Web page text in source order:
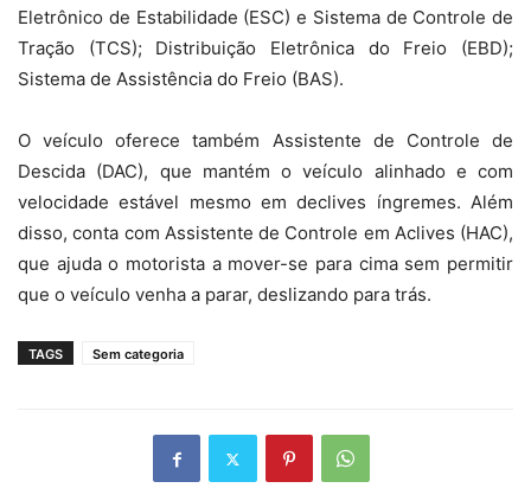
Eletrônico de Estabilidade (ESC) e Sistema de Controle de
Tração (TCS); Distribuição Eletrônica do Freio (EBD);
Sistema de Assistência do Freio (BAS).
O veículo oferece também Assistente de Controle de
Descida (DAC), que mantém o veículo alinhado e com
velocidade estável mesmo em declives íngremes. Além
disso, conta com Assistente de Controle em Aclives (HAC),
que ajuda o motorista a mover-se para cima sem permitir
que o veículo venha a parar, deslizando para trás.
TAGS Sem categoria